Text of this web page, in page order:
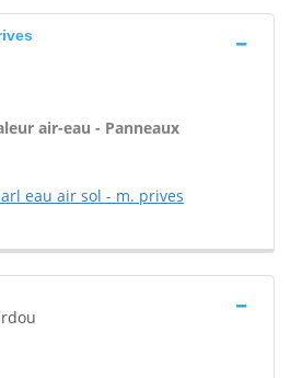
air-eau - Panneaux
eau air sol - m. prives